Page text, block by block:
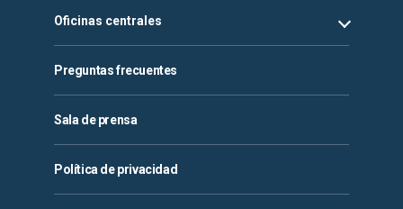
Oficinas centrales
Preguntas frecuentes
Sala de prensa
Política de privacidad